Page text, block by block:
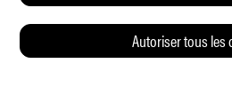
Autoriser tous les